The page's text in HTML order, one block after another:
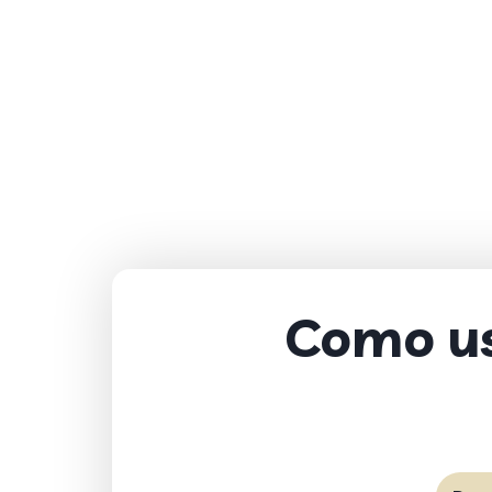
Como